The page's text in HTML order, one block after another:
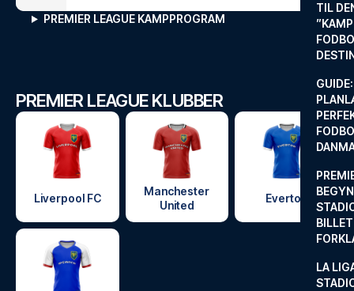
TIL
LA
PREMIER LEAGUE KAMPPROGRAM
PREMIER LEAGUE KLUBBER
Liverpool FC
Manchester
United
Everton